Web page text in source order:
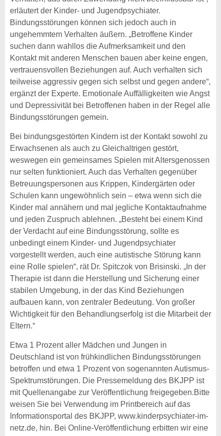
erläutert der Kinder- und Jugendpsychiater.
Bindungsstörungen können sich jedoch auch in
ungehemmtem Verhalten äußern. „Betroffene Kinder
suchen dann wahllos die Aufmerksamkeit und den
Kontakt mit anderen Menschen bauen aber keine engen,
vertrauensvollen Beziehungen auf. Auch verhalten sich
teilweise aggressiv gegen sich selbst und gegen andere“,
ergänzt der Experte. Emotionale Auffälligkeiten wie Angst
und Depressivität bei Betroffenen haben in der Regel alle
Bindungsstörungen gemein.
Bei bindungsgestörten Kindern ist der Kontakt sowohl zu
Erwachsenen als auch zu Gleichaltrigen gestört,
weswegen ein gemeinsames Spielen mit Altersgenossen
nur selten funktioniert. Auch das Verhalten gegenüber
Betreuungspersonen aus Krippen, Kindergärten oder
Schulen kann ungewöhnlich sein – etwa wenn sich die
Kinder mal annähern und mal jegliche Kontaktaufnahme
und jeden Zuspruch ablehnen. „Besteht bei einem Kind
der Verdacht auf eine Bindungsstörung, sollte es
unbedingt einem Kinder- und Jugendpsychiater
vorgestellt werden, auch eine autistische Störung kann
eine Rolle spielen“, rät Dr. Spitczok von Brisinski. „In der
Therapie ist dann die Herstellung und Sicherung einer
stabilen Umgebung, in der das Kind Beziehungen
aufbauen kann, von zentraler Bedeutung. Von großer
Wichtigkeit für den Behandlungserfolg ist die Mitarbeit der
Eltern.“
Etwa 1 Prozent aller Mädchen und Jungen in
Deutschland ist von frühkindlichen Bindungsstörungen
betroffen und etwa 1 Prozent von sogenannten Autismus-
Spektrumstörungen. Die Pressemeldung des BKJPP ist
mit Quellenangabe zur Veröffentlichung freigegeben.Bitte
weisen Sie bei Verwendung im Printbereich auf das
Informationsportal des BKJPP, www.kinderpsychiater-im-
netz.de, hin. Bei Online-Veröffentlichung erbitten wir eine